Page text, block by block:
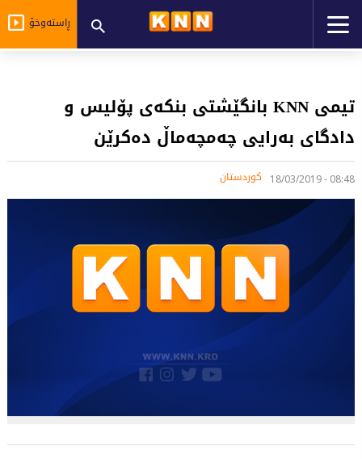
ڕاستەوخۆ
تیمی KNN بانگێشتی بنكەی پۆلیس و
دادگای بەرایی چەمچەماڵ دەكرێن
08:48 - 18/03/2019 کوردستان